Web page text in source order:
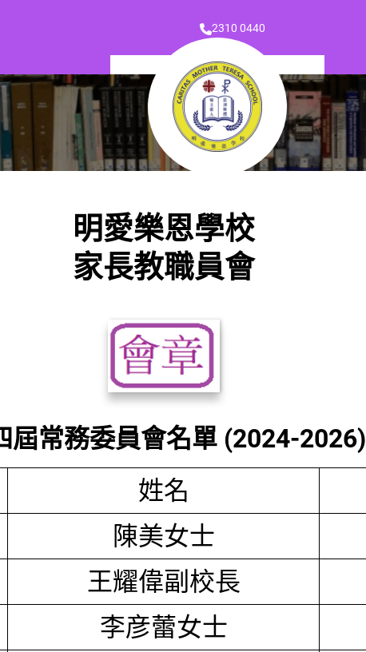
2310 0440
明愛樂恩學校
家長教職員會
屆常務委員會名單 (2024-2026)
姓名
陳美女士
王耀偉副校長
李彦蕾女士